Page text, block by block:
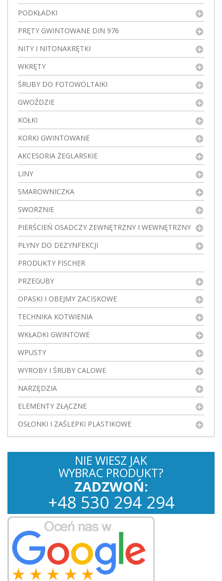
PODKŁADKI
PRĘTY GWINTOWANE DIN 976
NITY I NITONAKRĘTKI
WKRĘTY
ŚRUBY DO FOTOWOLTAIKI
GWOŹDZIE
KOŁKI
KORKI GWINTOWANE
AKCESORIA ŻEGLARSKIE
LINY
SMAROWNICZKA
SWORZNIE
PIERŚCIEŃ OSADCZY ZEWNĘTRZNY I WEWNĘTRZNY
PŁYNY DO DEZYNFEKCJI
PRODUKTY FISCHER
PRZEGUBY
OPASKI I OBEJMY ZACISKOWE
TECHNIKA KOTWIENIA
WKŁADKI GWINTOWE
WPUSTY
WYROBY I ŚRUBY CALOWE
NARZĘDZIA
ELEMENTY ZŁĄCZNE
OSŁONKI I ZAŚLEPKI PLASTIKOWE
NIE WIESZ JAK
WYBRAC PRODUKT?
ZADZWOŃ:
+48 530 294 294